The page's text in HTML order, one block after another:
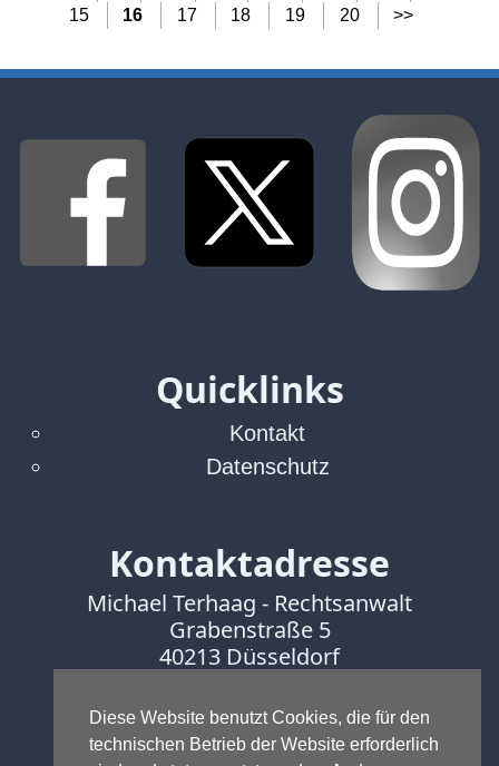
Diese Website benutzt Cookies, die für den
technischen Betrieb der Website erforderlich
15
16 17 18 19 20 >>
Quicklinks
Kontakt
Datenschutz
Kontaktadresse
Michael Terhaag - Rechtsanwalt
Grabenstraße 5
40213 Düsseldorf
Fax:0211-16888601